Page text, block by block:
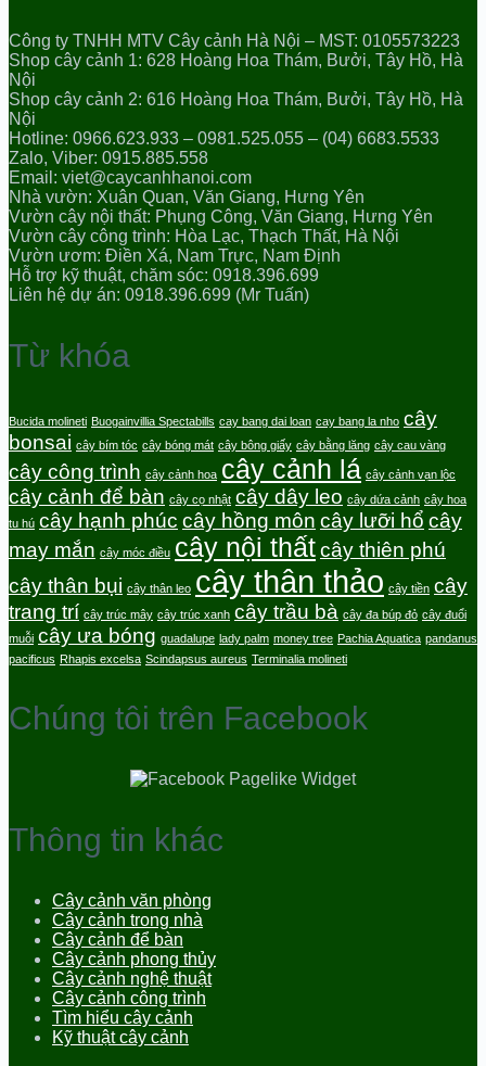
Công ty TNHH MTV Cây cảnh Hà Nội – MST: 0105573223
Shop cây cảnh 1: 628 Hoàng Hoa Thám, Bưởi, Tây Hồ, Hà
Nội
Shop cây cảnh 2: 616 Hoàng Hoa Thám, Bưởi, Tây Hồ, Hà
Nội
Hotline: 0966.623.933 – 0981.525.055 – (04) 6683.5533
Zalo, Viber: 0915.885.558
Email: viet@caycanhhanoi.com
Nhà vườn: Xuân Quan, Văn Giang, Hưng Yên
Vườn cây nội thất: Phụng Công, Văn Giang, Hưng Yên
Vườn cây công trình: Hòa Lạc, Thạch Thất, Hà Nội
Vườn ươm: Điền Xá, Nam Trực, Nam Định
Hỗ trợ kỹ thuật, chăm sóc: 0918.396.699
Liên hệ dự án: 0918.396.699 (Mr Tuấn)
Từ khóa
Bucida molineti Buogainvillia Spectabills cay bang dai loan cay bang la nho cây
bonsai cây bím tóc cây bóng mát cây bông giấy cây bằng lăng cây cau vàng
cây công trình cây cảnh hoa cây cảnh lá cây cảnh vạn lộc
cây cảnh để bàn cây cọ nhật cây dây leo cây dứa cảnh cây hoa
tu hú cây hạnh phúc cây hồng môn cây lưỡi hổ cây
may mắn cây móc điều cây nội thấtcây thiên phú
cây thân bụi cây thân leo cây thân thảo cây tiền cây
trang trí cây trúc mây cây trúc xanh cây trầu bà cây đa búp đỏ cây đuổi
muỗi cây ưa bóng guadalupe lady palm money tree Pachia Aquatica pandanus
pacificus Rhapis excelsa Scindapsus aureus Terminalia molineti
Chúng tôi trên Facebook
Thông tin khác
Cây cảnh văn phòng
Cây cảnh trong nhà
Cây cảnh để bàn
Cây cảnh phong thủy
Cây cảnh nghệ thuật
Cây cảnh công trình
Tìm hiểu cây cảnh
Kỹ thuật cây cảnh